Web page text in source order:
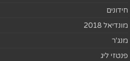
חידונים
מונדיאל 2018
מנג'ר
פנטזי ליג